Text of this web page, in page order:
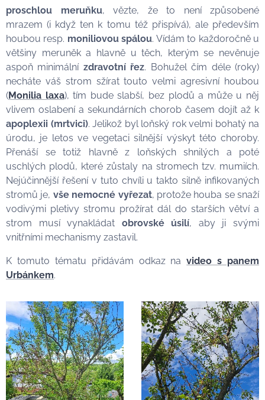
proschlou meruňku, vězte, že to není způsobené
mrazem (i když ten k tomu též přispívá), ale především
houbou resp. moniliovou spálou. Vídám to každoročně u
většiny meruněk a hlavně u těch, kterým se nevěnuje
aspoň minimální zdravotní řez. Bohužel čím déle (roky)
necháte váš strom sžírat touto velmi agresivní houbou
(Monilia laxa), tím bude slabší, bez plodů a může u něj
vlivem oslabení a sekundárních chorob časem dojít až k
apoplexii (mrtvici). Jelikož byl loňský rok velmi bohatý na
úrodu, je letos ve vegetaci silnější výskyt této choroby.
Přenáší se totiž hlavně z loňských shnilých a poté
uschlých plodů, které zůstaly na stromech tzv. mumiích.
Nejúčinnější řešení v tuto chvíli u takto silně infikovaných
stromů je, vše nemocné vyřezat, protože houba se snaží
vodivými pletivy stromu prožírat dál do starších větví a
strom musí vynakládat obrovské úsilí, aby ji svými
vnitřními mechanismy zastavil.
K tomuto tématu přidávám odkaz navideo s panem
Urbánkem.